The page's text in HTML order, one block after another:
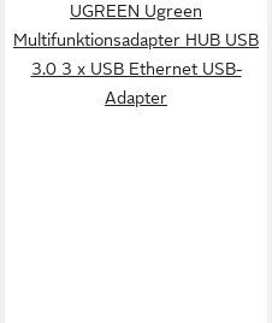
UGREEN Ugreen
Multifunktionsadapter HUB USB
3.0 3 x USB Ethernet USB-
Adapter